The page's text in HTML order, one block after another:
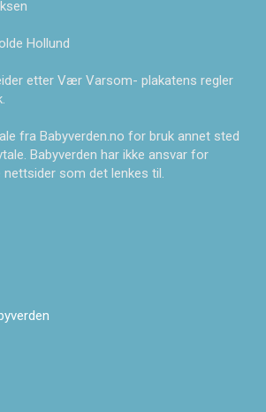
Hollund
etter Vær Varsom- plakatens regler
fra Babyverden.no for bruk annet sted
Babyverden har ikke ansvar for
nettsider som det lenkes til.